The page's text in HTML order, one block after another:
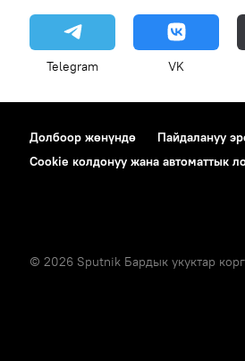
Telegram VK
Долбоор жөнүндө Пайдалануу
Cookie колдонуу жана автоматтык
© 2026 Sputnik Бардык укуктар